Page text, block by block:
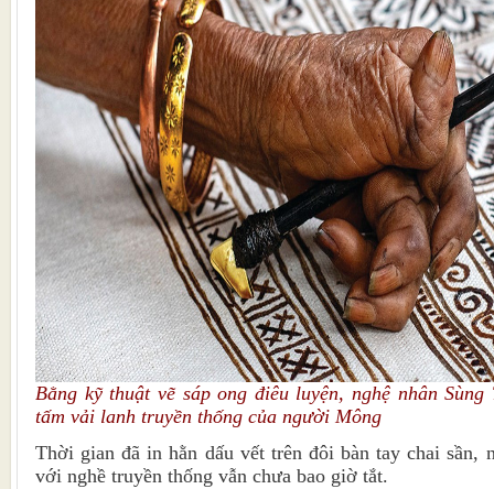
Bằng kỹ thuật vẽ sáp ong điêu luyện, nghệ nhân
tấm vải lanh truyền thống của người Mông
Thời gian đã in hằn dấu vết trên đôi bàn tay chai sần,
với nghề truyền thống vẫn chưa bao giờ tắt.